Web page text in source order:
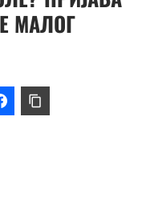
МАЛОГ